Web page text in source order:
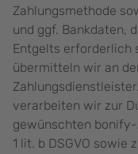
Zahlungsmethode
und ggf. Bankdaten,
Entgelts erforderlich
übermitteln wir an
verarbeiten wir zur
gewünschten bonify-
1 lit. b DSGVO sowie